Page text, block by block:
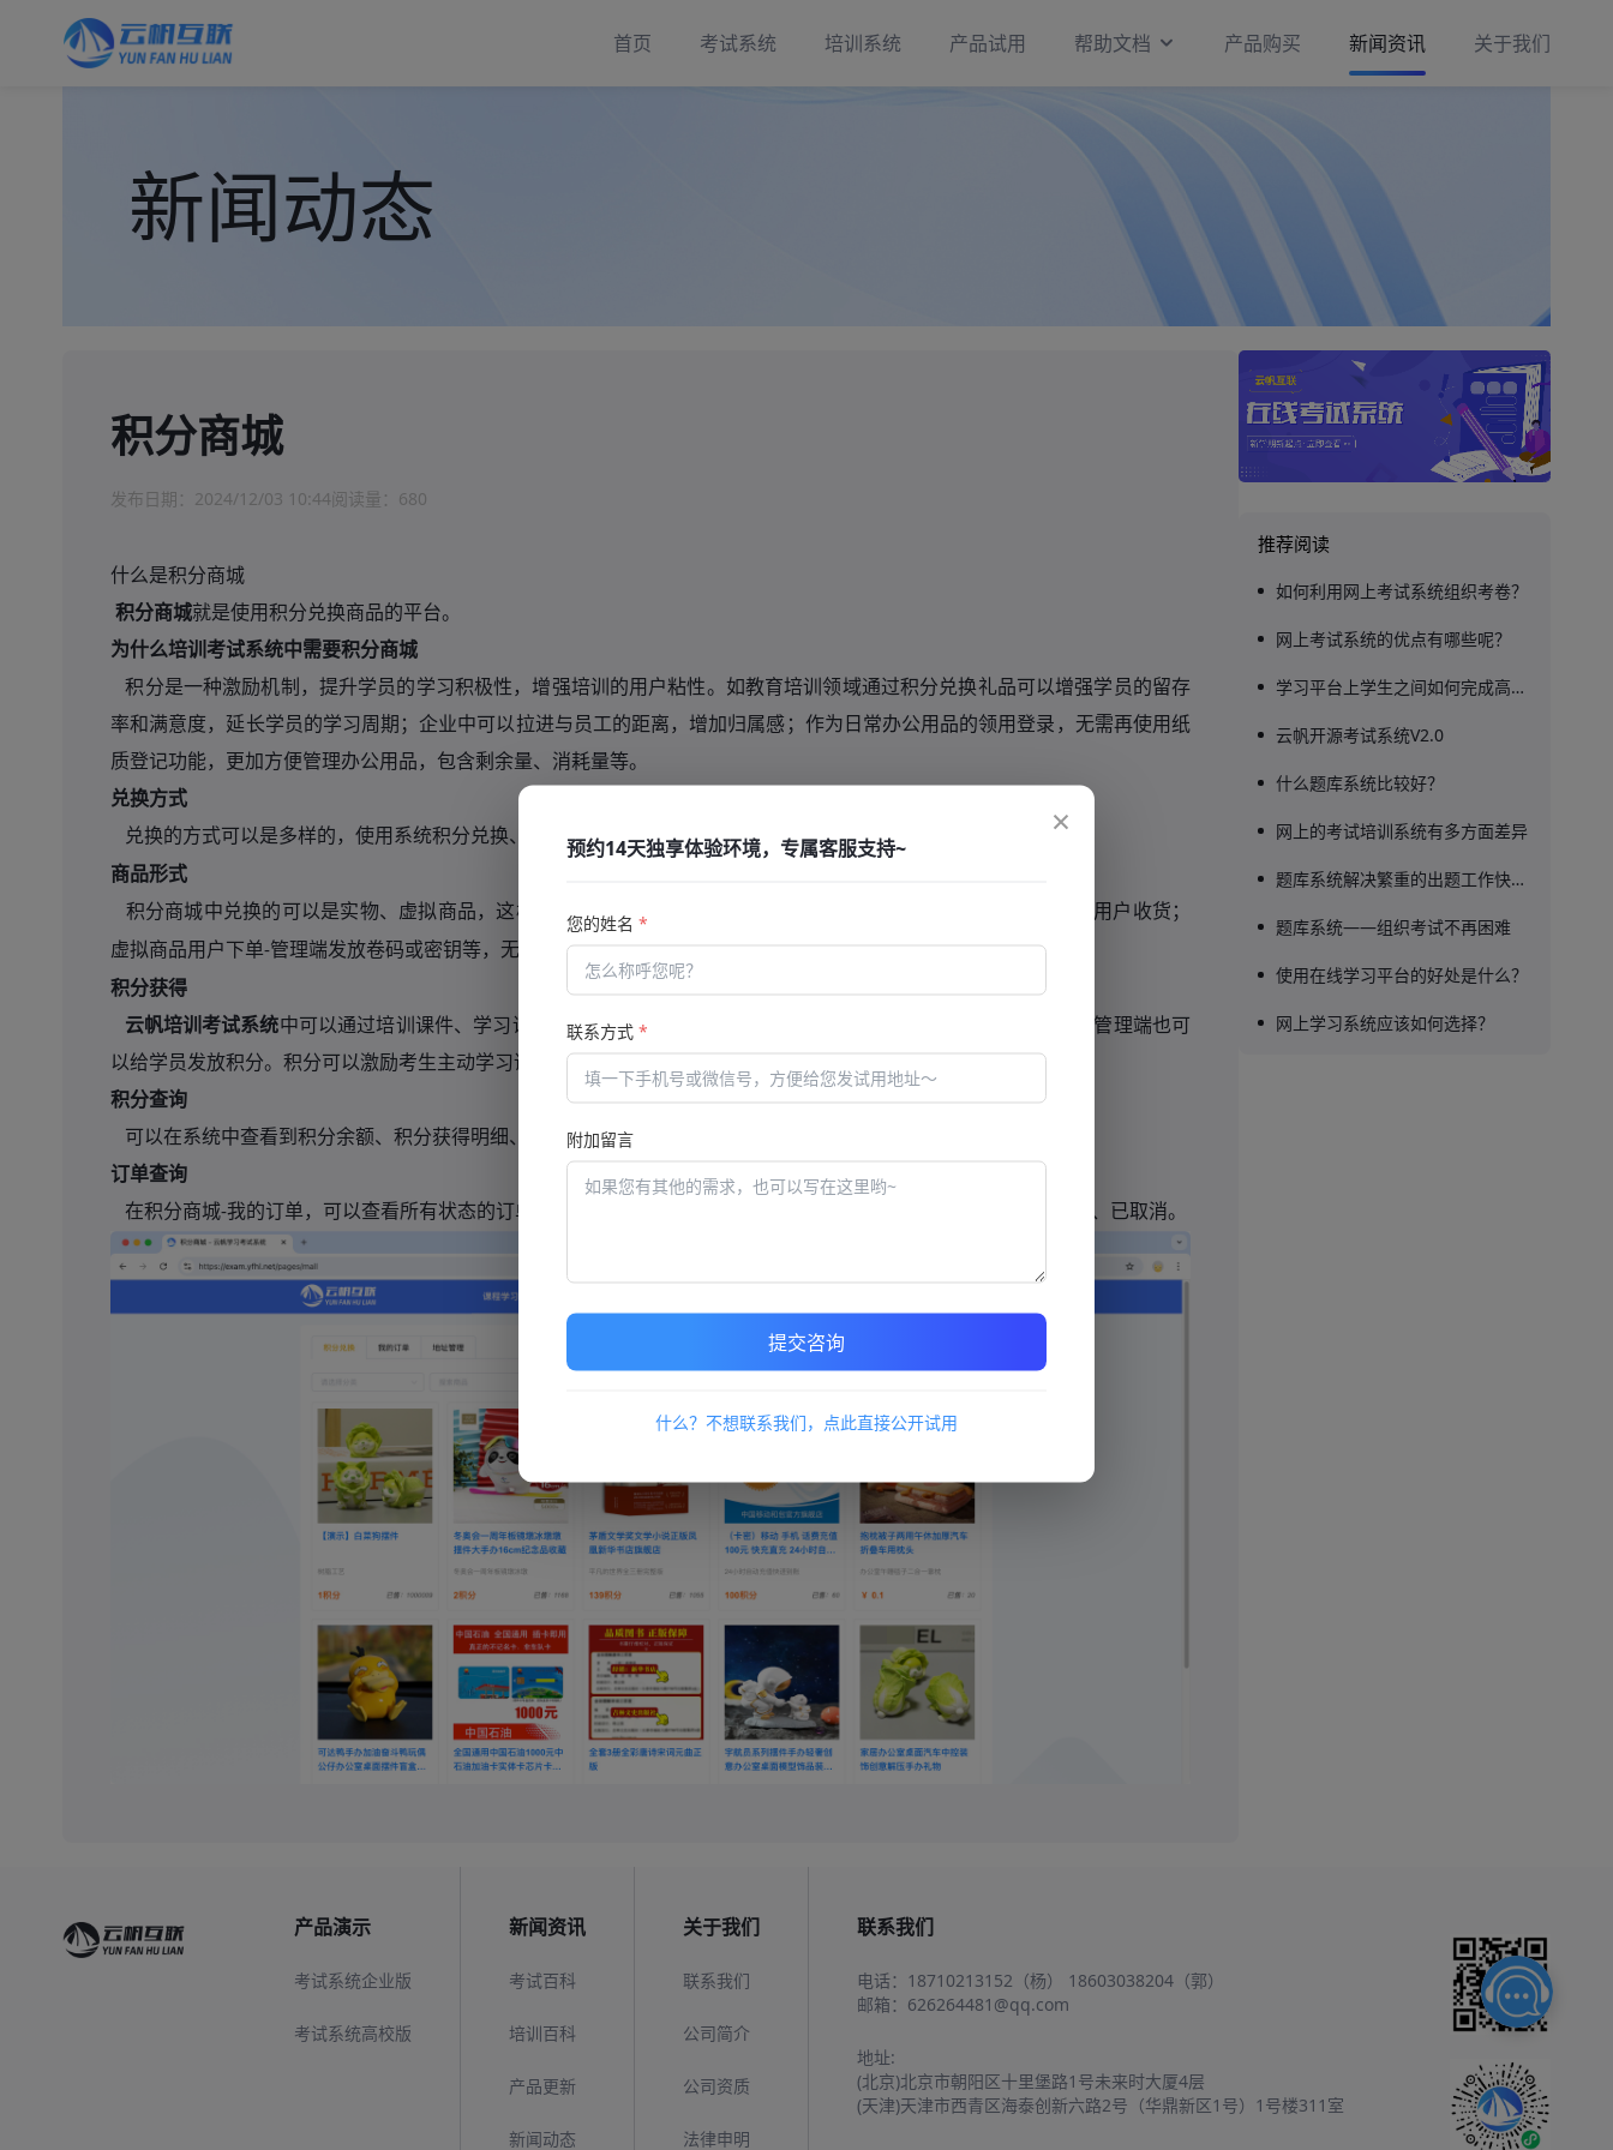
首页 考试系统 培训系统 产品试用 帮助文档 产品购买 新闻资讯 关于我们
新闻动态
积分商城
发布日期： 2024/12/03 10:44阅读量： 680
什么是积分商城
积分商城就是使用积分兑换商品的平台。
为什么培训考试系统中需要积分商城
积分是一种激励机制，提升学员的学习积极性，增强培训的用户粘性。 如教育培训领域通过积分兑换礼品可以增强学员的留存
率和满意度，延长学员的学习周期；企业中可以拉进与员工的距离，增加归属感；作为日常办公用品的领用登录，无需再使用纸
质登记功能，更加方便管理办公用品，包含剩余量、消耗量等。
兑换方式
兑换的方式可以是多样的，使用系统积分兑换、使用积分 + 付费兑换、付费兑换。
商品形式
积分商城中兑换的可以是实物、虚拟商品，这样满足了不同用户的需求。实物的流程：用户下单
用户收货；
虚拟商品用户下单-管理端发放卷码或密钥等，无需发货。
积分获得
云帆培训考试系统中可以通过培训课件、学习课程获得相应的积分，也可以通过考试设置的规则就可以获得积分，管理端也可
以给学员发放积分。积分可以激励考生主动学习课程、积极参与考试。
积分查询
可以在系统中查看到积分余额、积分获得明细、积分消耗明细，增加了积分透明度。
订单查询
在积分商城-我的订单，可以查看所有状态的订单，也可以按状态查询订单，包含待付款、待发货、待收货、已完成、已取消。
推荐阅读
如何利用网上考试系统组织考卷？
网上考试系统的优点有哪些呢？
学习平台上学生之间如何完成高效互动？
云帆开源考试系统V2.0
什么题库系统比较好？
网上的考试培训系统有多方面差异
题库系统解决繁重的出题工作快速组卷考试
题库系统——组织考试不再困难
使用在线学习平台的好处是什么？
网上学习系统应该如何选择？
产品演示
考试系统企业版
考试系统高校版
新闻资讯
考试百科
培训百科
产品更新
新闻动态
关于我们
联系我们
公司简介
公司资质
法律申明
联系我们
电话： 18710213152（杨）
18603038204（郭）
邮箱： 626264481@qq.com
地址:
(北京)北京市朝阳区十里堡路1号未来时大厦4层
(天津)天津市西青区海泰创新六路2号（华鼎新区1号）1号楼311室
×
预约14天独享体验环境，专属客服支持~
您的姓名 *
联系方式 *
附加留言
提交咨询
什么？不想联系我们，点此直接公开试用